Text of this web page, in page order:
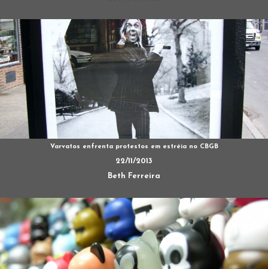
Varvatos enfrenta protestos em estréia no CBGB
22/11/2013
Beth Ferreira